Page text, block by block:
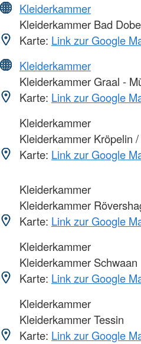
Kleiderkammer
Kleiderkammer Bad
Karte: Link zur Google
Kleiderkammer
Kleiderkammer Graal -
Karte: Link zur Google
Kleiderkammer
Kleiderkammer Kröpelin
Karte: Link zur Google
Kleiderkammer
Kleiderkammer
Karte: Link zur Google
Kleiderkammer
Kleiderkammer Schwaan
Karte: Link zur Google
Kleiderkammer
Kleiderkammer Tessin
Karte: Link zur Google